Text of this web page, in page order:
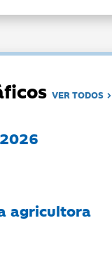
VER TODOS
agricultora